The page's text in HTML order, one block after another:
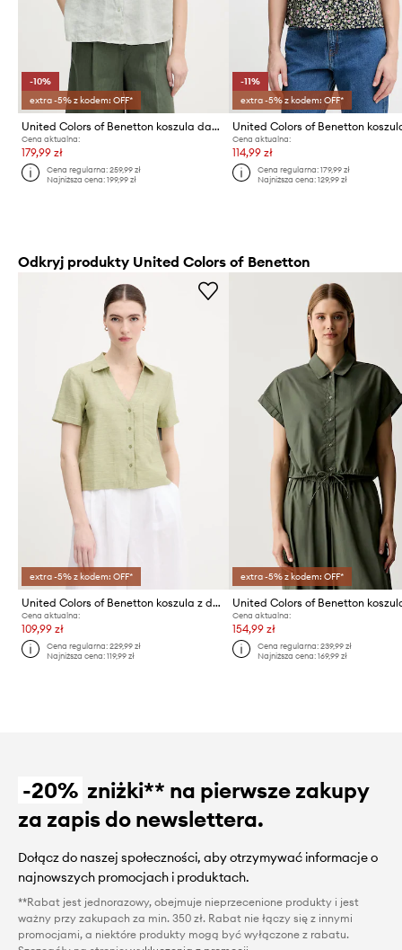
-10%
extra -5% z kodem: OFF*
United Colors of Benetton koszula damska lniana
Cena aktualna:
179,99 zł
Cena regularna:259,99 zł
Najniższa cena:199,99 zł
-11%
extra -5% z kodem: OFF*
Cena aktualna:
114,99 zł
Cena regularna: 179,99 zł
Najniższa cena: 129,99 zł
Odkryj produkty United Colors of Benetton
extra -5% z kodem: OFF*
United Colors of Benetton koszula z domieszką lnu
Cena aktualna:
109,99 zł
Cena regularna:229,99 zł
Najniższa cena:119,99 zł
extra -5% z kodem: OFF*
Cena aktualna:
154,99 zł
Cena regularna: 239,99 zł
Najniższa cena: 169,99 zł
-20% zniżki** na pierwsze zakupy
za zapis do newslettera.
Dołącz do naszej społeczności, aby otrzymywać informacje o
najnowszych promocjach i produktach.
**Rabat jest jednorazowy, obejmuje nieprzecenione produkty i jest
ważny przy zakupach za min. 350 zł. Rabat nie łączy się z innymi
promocjami, a niektóre produkty mogą być wyłączone z rabatu.